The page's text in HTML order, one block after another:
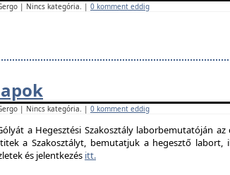
| Nincs kategória. | 0 komment eddig
| Nincs kategória. | 0 komment eddig
a Hegesztési Szakosztály laborbemutatóján
a Szakosztályt, bemutatjuk a hegesztő labort,
és jelentkezés itt.